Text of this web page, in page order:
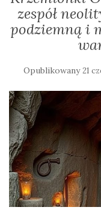
zespół
podziemną i
Opublikowany21